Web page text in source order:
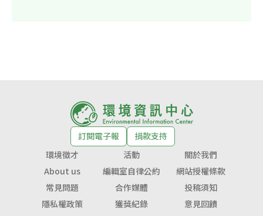
訂閱電子報
捐款支持
環境徵才
活動
關於我們
About us
編輯室自律公約
網站授權條款
常見問題
合作媒體
投稿須知
隱私權政策
獲獎紀錄 意見回饋